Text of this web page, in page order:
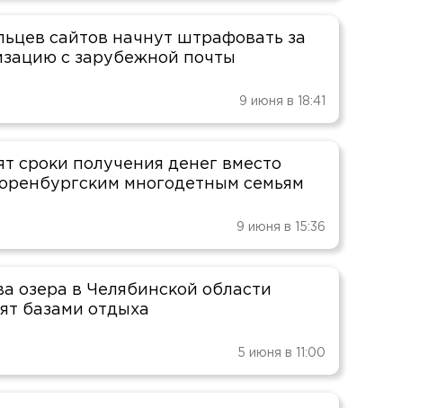
сайтов начнут штрафовать за
с зарубежной почты
9 июня в 18:41
сроки получения денег вместо
многодетным семьям
9 июня в 15:36
озера в Челябинской области
базами отдыха
5 июня в 11:00